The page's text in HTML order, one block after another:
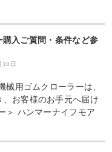
入ご質問・条件など参
10日
用ゴムクローラーは、
お客様のお手元へ届け
＞ ハンマーナイフモア